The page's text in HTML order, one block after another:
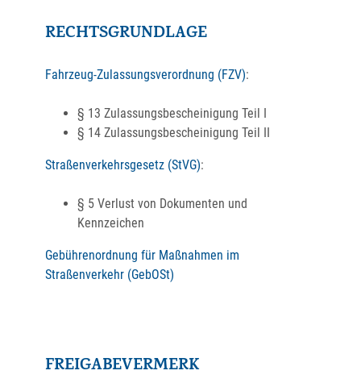
RECHTSGRUNDLAGE
Fahrzeug-Zulassungsverordnung (FZV):
§ 13 Zulassungsbescheinigung Teil I
§ 14 Zulassungsbescheinigung Teil II
Straßenverkehrsgesetz (StVG):
§ 5 Verlust von Dokumenten und
Kennzeichen
Gebührenordnung für Maßnahmen im
Straßenverkehr (GebOSt)
FREIGABEVERMERK